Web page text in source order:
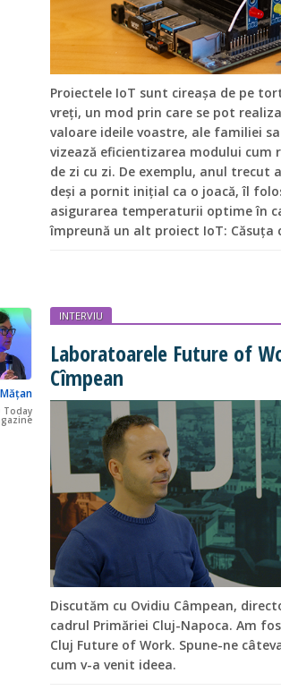
Proiectele IoT sunt cireașa de pe
vreți, un mod prin care se pot
valoare ideile voastre, ale familiei
vizează eficientizarea modului cum
de zi cu zi. De exemplu, anul
deși a pornit inițial ca o joacă, îl
asigurarea temperaturii optime în
împreună un alt proiect IoT: Căsuța
Today
INTERVIU
Laboratoarele Future of
Cîmpean
Discutăm cu Ovidiu Câmpean,
cadrul Primăriei Cluj-Napoca. Am
Cluj Future of Work. Spune-ne
cum v-a venit ideea.